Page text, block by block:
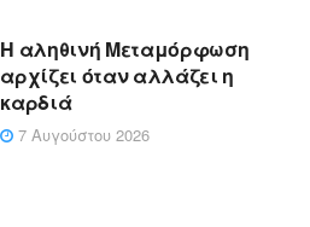
Η αληθινή Μεταμόρφωση
αρχίζει όταν αλλάζει η
καρδιά
7 Αυγούστου 2026